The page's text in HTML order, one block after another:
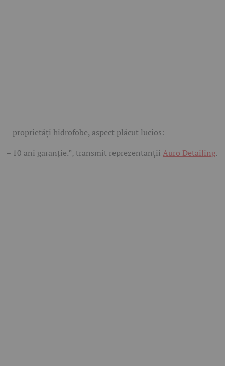
– proprietăţi hidrofobe, aspect plăcut lucios:
– 10 ani garanţie.”, transmit reprezentanții Auro Detailing.